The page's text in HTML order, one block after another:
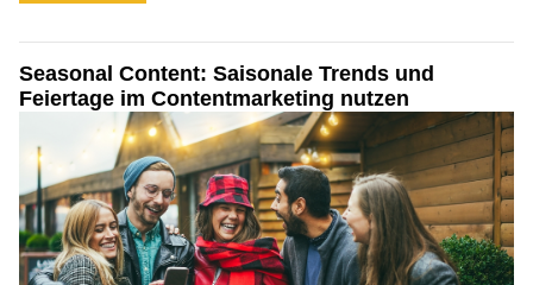
Seasonal Content: Saisonale Trends und
Feiertage im Contentmarketing nutzen